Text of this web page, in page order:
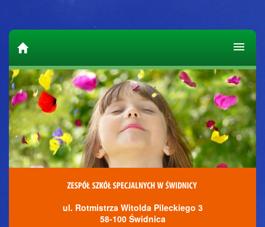
ul. Rotmistrza Witolda Pileckiego 3
58-100 Świdnica